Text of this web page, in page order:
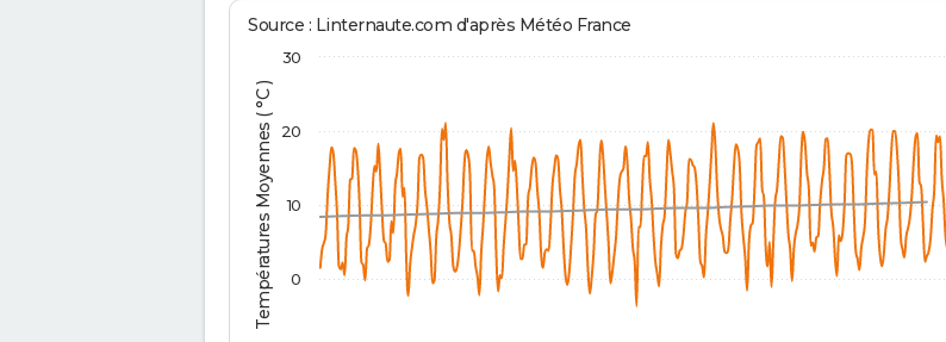
Températures Moyennes ( °C )
Source : Linternaute.com d'après Météo France
0
10
20
30